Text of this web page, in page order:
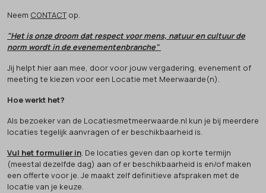
Neem CONTACTop.
"Het is onze droom dat respect voor mens, natuur en cultuur de
norm wordt in de evenementenbranche"
Jij helpt hier aan mee, door voor jouw vergadering, evenement of
meeting te kiezen voor een Locatie met Meerwaarde(n).
Hoe werkt het?
Als bezoeker van de Locatiesmetmeerwaarde.nl kun je bij meerdere
locaties tegelijk aanvragen of er beschikbaarheid is.
Vul het formulier in. De locaties geven dan op korte termijn
(meestal dezelfde dag) aan of er beschikbaarheid is en/of maken
een offerte voor je. Je maakt zelf definitieve afspraken met de
locatie van je keuze.